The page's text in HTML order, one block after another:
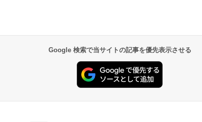
Google 検索で当サイトの記事を優先表示させる